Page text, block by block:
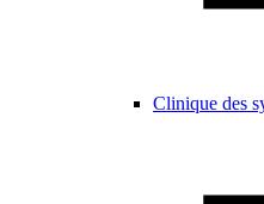
Clinique des